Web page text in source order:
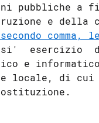
pubbliche a
e della
esercizio
e
locale, di cui